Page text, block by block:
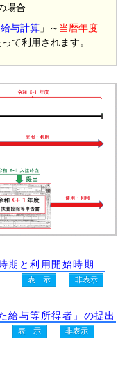
場合
給与計算 」～ 当暦年度
って利用されます。
期と利用開始時期
与等所得者」の提出